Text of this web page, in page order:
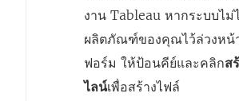
งาน Tableau หากระบบไม่
ผลิตภัณฑ์ของคุณไว้ล่วงหน้
ฟอร์ม ให้ป้อนคีย์และคลิกส
ไลน์เพื่อสร้างไฟล์